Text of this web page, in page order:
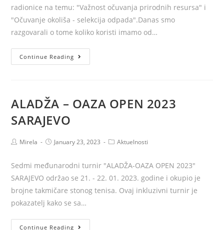
radionice na temu: "Važnost očuvanja prirodnih resursa" i
"Očuvanje okoliša - selekcija odpada".Danas smo
razgovarali o tome koliko koristi imamo od…
Continue Reading
naš
ALADŽA – OAZA OPEN 2023
SARAJEVO
PostMirela
PostJanuary 23, 2023
PostAktuelnosti
Sedmi međunarodni turnir "ALADŽA-OAZA OPEN 2023"
SARAJEVO održao se 21. - 22. 01. 2023. godine i okupio je
brojne takmičare stonog tenisa. Ovaj inkluzivni turnir je
pokazatelj kako se sa…
Continue Reading